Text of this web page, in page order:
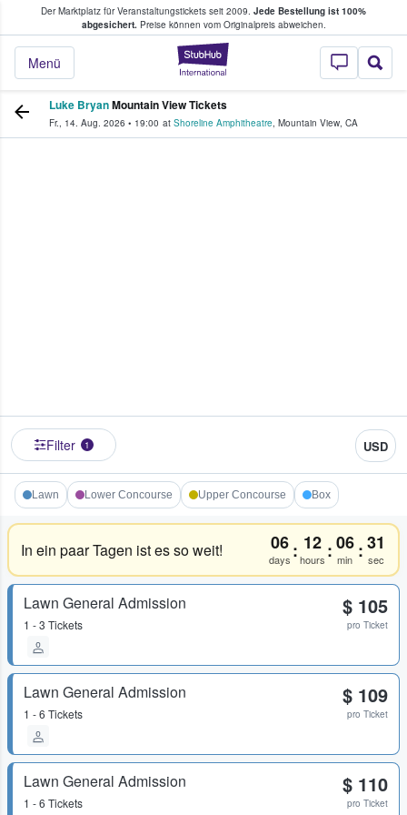
Der Marktplatz für Veranstaltungstickets seit 2009. Jede Bestellung ist 100%
abgesichert.Preise können vom Originalpreis abweichen.
StubHub - Wo
Menü
Tickets kaufen & verkaufen
Luke BryanMountain View Tickets
Fr., 14. Aug. 2026 • 19:00 at Shoreline Amphitheatre, Mountain View, CA
Filter 1 USD
Lawn Lower Concourse Upper Concourse Box
In ein paar Tagen ist es so weit! 06
days : 12
hours :06
min :31
sec
Lawn General Admission
1 - 3 Tickets
$ 105
pro Ticket
Lawn General Admission
1 - 6 Tickets
$ 109
pro Ticket
Lawn General Admission
1 - 6 Tickets
$ 110
pro Ticket